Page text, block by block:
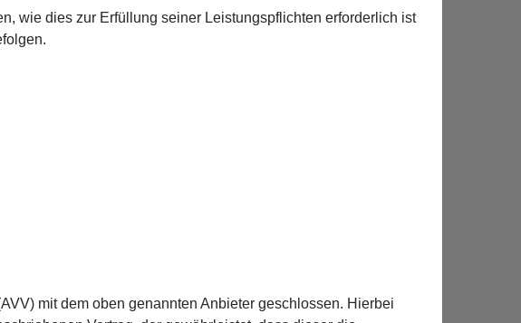
wie dies zur Erfüllung seiner Leistungspflichten erforderlich ist
mit dem oben genannten Anbieter geschlossen. Hierbei